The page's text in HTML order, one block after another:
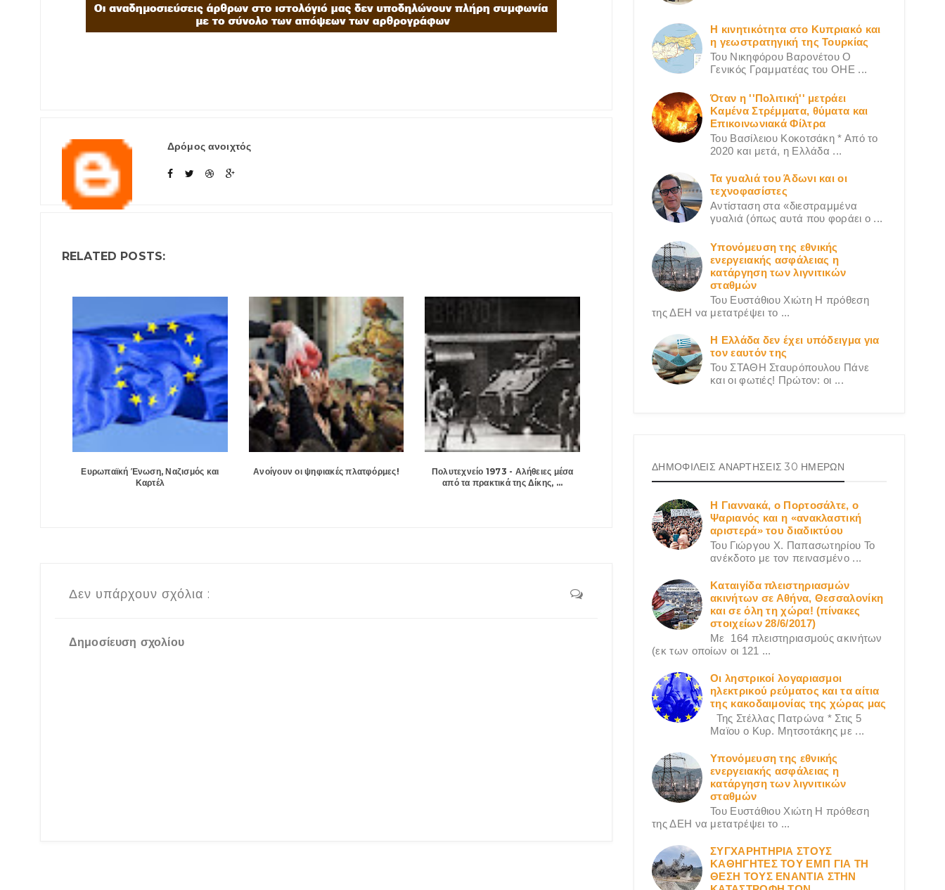
Δρόμος ανοιχτός
RELATED POSTS:
Ευρωπαϊκή Ένωση, Ναζισμός και
Καρτέλ
Ανοίγουν οι ψηφιακές πλατφόρμες!
Πολυτεχνείο 1973 - Αλήθειες μέσα
από τα πρακτικά της Δίκης, ...
Δεν υπάρχουν σχόλια :
Δημοσίευση σχολίου
Η κινητικότητα στο Κυπριακό και
η γεωστρατηγική της Τουρκίας
Του Νικηφόρου Βαρονέτου Ο
Γενικός Γραμματέας του ΟΗΕ ...
Όταν η ''Πολιτική'' μετράει
Καμένα Στρέμματα, θύματα και
Επικοινωνιακά Φίλτρα
Του Βασίλειου Κοκοτσάκη * Από το
2020 και μετά, η Ελλάδα ...
Τα γυαλιά του Άδωνι και οι
τεχνοφασίστες
Αντίσταση στα «διεστραμμένα
γυαλιά (όπως αυτά που φοράει ο ...
Υπονόμευση της εθνικής
ενεργειακής ασφάλειας η
κατάργηση των λιγνιτικών
σταθμών
Του Ευστάθιου Χιώτη Η πρόθεση
της ΔΕΗ να μετατρέψει το ...
Η Ελλάδα δεν έχει υπόδειγμα για
τον εαυτόν της
Του ΣΤΑΘΗ Σταυρόπουλου Πάνε
και οι φωτιές! Πρώτον: οι ...
ΔΗΜΟΦΙΛΕΙΣ ΑΝΑΡΤΗΣΕΙΣ 30 ΗΜΕΡΩΝ
Η Γιαννακά, ο Πορτοσάλτε, ο
Ψαριανός και η «ανακλαστική
αριστερά» του διαδικτύου
Του Γιώργου X. Παπασωτηρίου Το
ανέκδοτο με τον πεινασμένο ...
Καταιγίδα πλειστηριασμών
ακινήτων σε Αθήνα, Θεσσαλονίκη
και σε όλη τη χώρα! (πίνακες
στοιχείων 28/6/2017)
Με 164 πλειστηριασμούς ακινήτων
(εκ των οποίων οι 121 ...
Οι ληστρικοί λογαριασμοι
ηλεκτρικού ρεύματος και τα αίτια
της κακοδαιμονίας της χώρας μας
Της Στέλλας Πατρώνα * Στις 5
Μαϊου ο Κυρ. Μητσοτάκης με ...
Υπονόμευση της εθνικής
ενεργειακής ασφάλειας η
κατάργηση των λιγνιτικών
σταθμών
Του Ευστάθιου Χιώτη Η πρόθεση
της ΔΕΗ να μετατρέψει το ...
ΣΥΓΧΑΡΗΤΗΡΙΑ ΣΤΟΥΣ
ΚΑΘΗΓΗΤΕΣ ΤΟΥ ΕΜΠ ΓΙΑ ΤΗ
ΘΕΣΗ ΤΟΥΣ ΕΝΑΝΤΙΑ ΣΤΗΝ